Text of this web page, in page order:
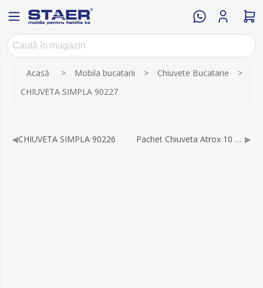
Acasă > Mobila bucatarii > Chiuvete Bucatarie
>
CHIUVETA SIMPLA 90227
◀CHIUVETA SIMPLA 90226 Pachet Chiuveta Atrox 10 + baterie Jana ▶
Numele atributului Valoarea atributului